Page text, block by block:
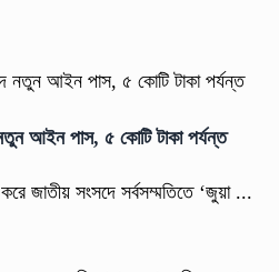
আইন পাস, ৫ কোটি টাকা পর্যন্ত
জাতীয় সংসদে সর্বসম্মতিতে ‘জুয়া ...